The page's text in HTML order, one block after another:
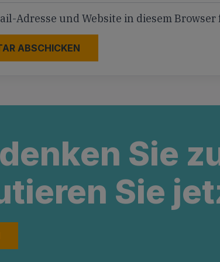
Adresse und Website in diesem
Sie
Sie